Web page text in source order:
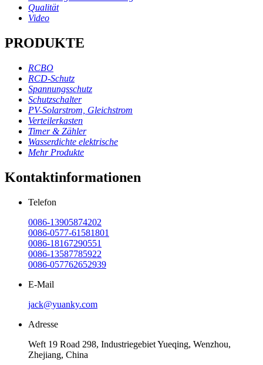
Qualität
Video
PRODUKTE
RCBO
RCD-Schutz
Spannungsschutz
Schutzschalter
PV-Solarstrom, Gleichstrom
Verteilerkasten
Timer & Zähler
Wasserdichte elektrische
Mehr Produkte
Kontaktinformationen
Telefon
0086-13905874202
0086-0577-61581801
0086-18167290551
0086-13587785922
0086-057762652939
E-Mail
jack@yuanky.com
Adresse
Weft 19 Road 298, Industriegebiet Yueqing, Wenzhou,
Zhejiang, China